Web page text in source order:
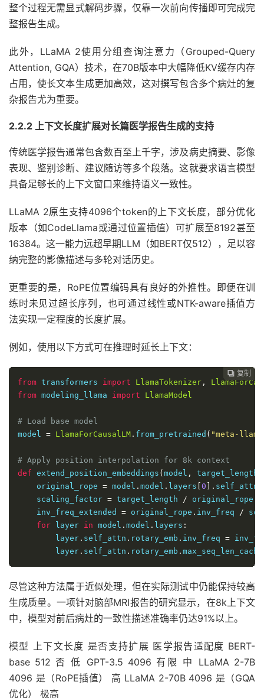
整个过程无需显式解码步骤，仅靠一次前向传播即可完成完
整报告生成。
此外，LLaMA 2使用分组查询注意力（Grouped-Query
Attention, GQA）技术，在70B版本中大幅降低KV缓存内存
占用，使长文本生成更加高效，这对撰写包含多个病灶的复
杂报告尤为重要。
2.2.2 上下文长度扩展对长篇医学报告生成的支持
传统医学报告通常包含数百至上千字，涉及病史摘要、影像
表现、鉴别诊断、建议随访等多个段落。这就要求语言模型
具备足够长的上下文窗口来维持语义一致性。
LLaMA 2原生支持4096个token的上下文长度，部分优化
版本（如CodeLlama或通过位置插值）可扩展至8192甚至
16384。这一能力远超早期LLM（如BERT仅512），足以容
纳完整的影像描述与多轮对话历史。
更重要的是，RoPE位置编码具有良好的外推性。即便在训
练时未见过超长序列，也可通过线性或NTK-aware插值方
法实现一定程度的长度扩展。
例如，使用以下方式可在推理时延长上下文：
 复制
 复制
 复制
 复制
 复制
 复制
 复制
 复制
 复制
 复制
 复制
from transformers import LlamaTokenizer ,
from modeling_llama import LlamaModel
# Load base model
model = LlamaForCausalLM . from_pretrained ( "meta-
# Apply position interpolation for 8k context
def extend_position_embeddings ( model , target_length
    original_rope
= model . model . layers 0 ]. self_attn
    scaling_factor
= target_length / original_rope
    inv_freq_extended
= original_rope . inv_freq /
for layer in model . model . layers :
        layer
. self_attn . rotary_emb . inv_freq =
        layer
. self_attn . rotary_emb .
尽管这种方法属于近似处理，但在实际测试中仍能保持较高
生成质量。一项针对脑部MRI报告的研究显示，在8k上下文
中，模型对前后病灶的一致性描述准确率仍达91%以上。
模型 上下文长度 是否支持扩展 医学报告适配度 BERT-
base 512 否 低 GPT-3.5 4096 有限 中 LLaMA 2-7B
4096 是（RoPE插值） 高 LLaMA 2-70B 4096 是（GQA
优化） 极高